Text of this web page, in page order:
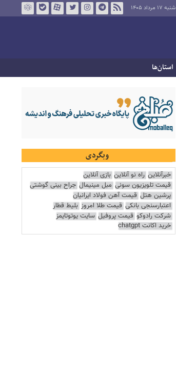
شنبه ۱۷ مرداد ۱۴۰۵
استان‌ها
وبگردی
خبرآنلاین راه نو آنلاین بازی آنلاین
قیمت تلویزیون سونی مبل مینیمال جراح بینی گوشتی
پرشین هتل قیمت آهن فولاد ایرانیان
اعتبارسنجی بانکی قیمت طلا امروز بلیط قطار
شرکت رادوکو قیمت پروفیل سایت یوتوتایمز
خرید اکانت chatgpt